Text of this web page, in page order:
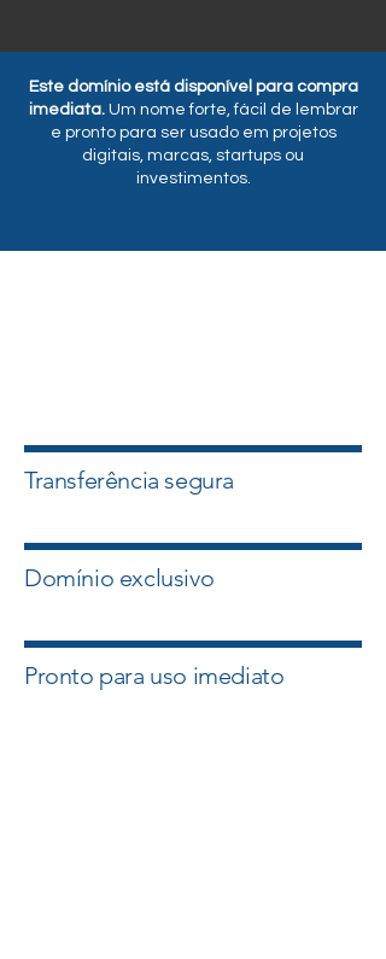
Este domínio está disponível para compra
imediata. Um nome forte, fácil de lembrar
e pronto para ser usado em projetos
digitais, marcas, startups ou
investimentos.
Transferência segura
Domínio exclusivo
Pronto para uso imediato